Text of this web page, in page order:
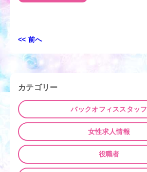
投
ナ
ゲ
シ
ョ
ン
<< 前へ
カテゴリー
バックオフィススタッフ
女性求人情報
役職者